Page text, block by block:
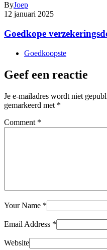
ByJoep
12 januari 2025
Goedkope
Goedkoopste
Geef een reactie
Je e-mailadres wordt niet
gemarkeerd met *
Comment *
Your Name *
Email Address *
Website